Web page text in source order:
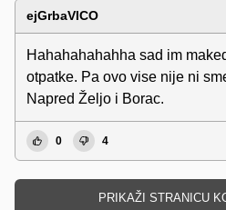
ejGrbaVICO
Hahahahahahha sad im
otpatke. Pa ovo vise nije ni
Napred Željo i Borac.
0 4
PRIKAŽI STRANICU